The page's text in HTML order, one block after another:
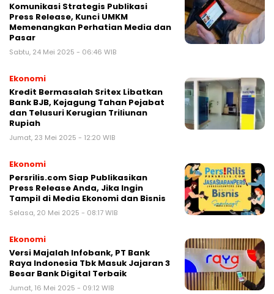
Komunikasi Strategis Publikasi
Press Release, Kunci UMKM
Memenangkan Perhatian Media dan
Pasar
Sabtu, 24 Mei 2025 - 06:46 WIB
Ekonomi
Kredit Bermasalah Sritex Libatkan
Bank BJB, Kejagung Tahan Pejabat
dan Telusuri Kerugian Triliunan
Rupiah
Jumat, 23 Mei 2025 - 12:20 WIB
Ekonomi
Persrilis.com Siap Publikasikan
Press Release Anda, Jika Ingin
Tampil di Media Ekonomi dan Bisnis
Selasa, 20 Mei 2025 - 08:17 WIB
Ekonomi
Versi Majalah Infobank, PT Bank
Raya Indonesia Tbk Masuk Jajaran 3
Besar Bank Digital Terbaik
Jumat, 16 Mei 2025 - 09:12 WIB